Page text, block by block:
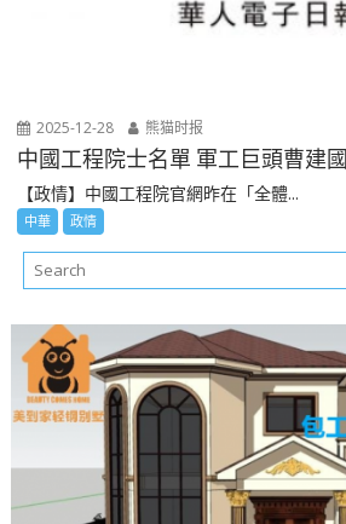
2025-12-28 熊猫时报
中國工程院士名單 軍工巨頭曹建
【政情】中國工程院官網昨在「全體...
中華 政情